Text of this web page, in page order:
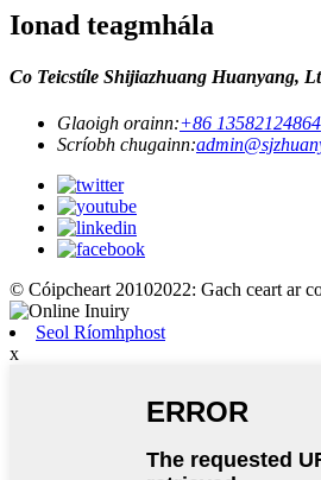
Ionad teagmhála
Co Teicstíle Shijiazhuang Huanyang,
Glaoigh orainn:+86 13582124864
Scríobh chugainn:
© Cóipcheart 20102022: Gach ceart ar
Seol Ríomhphost
x